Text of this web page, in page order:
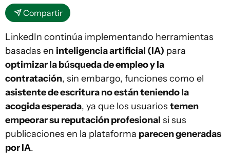
Compartir
LinkedIn continúa implementando herramientas
basadas en inteligencia artificial (IA) para
optimizar la búsqueda de empleo y la
contratación, sin embargo, funciones como el
asistente de escritura no están teniendo la
acogida esperada, ya que los usuarios temen
empeorar su reputación profesional si sus
publicaciones en la plataforma parecen generadas
por IA.